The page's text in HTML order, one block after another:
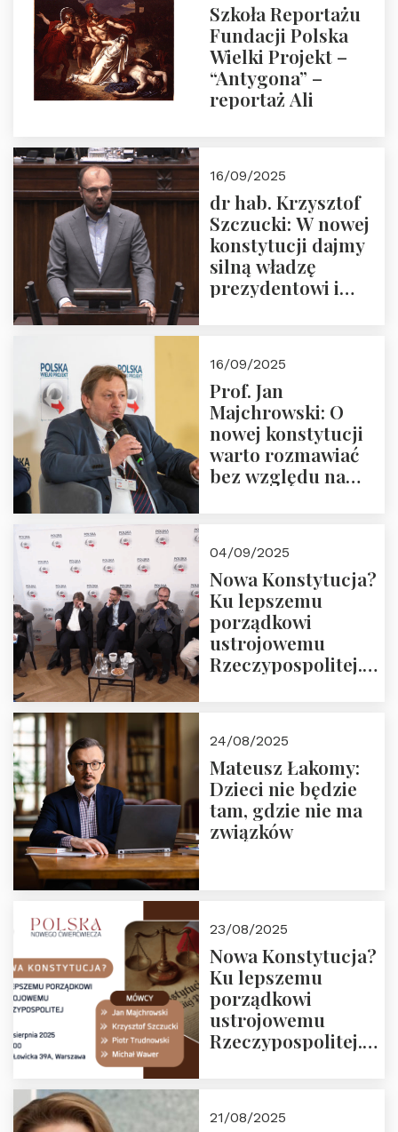
Szkoła Reportażu
Fundacji Polska
Wielki Projekt –
“Antygona” –
reportaż Ali
16/09/2025
dr hab. Krzysztof
Szczucki: W nowej
konstytucji dajmy
silną władzę
prezydentowi i
16/09/2025
Prof. Jan
Majchrowski: O
nowej konstytucji
warto rozmawiać
bez względu na
04/09/2025
Nowa Konstytucja?
Ku lepszemu
porządkowi
ustrojowemu
Rzeczypospolitej.
24/08/2025
Mateusz Łakomy:
Dzieci nie będzie
tam, gdzie nie ma
związków
23/08/2025
Nowa Konstytucja?
Ku lepszemu
porządkowi
ustrojowemu
Rzeczypospolitej.
Nowego
21/08/2025